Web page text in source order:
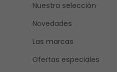
Nuestra selección
Novedades
Las marcas
Ofertas especiales